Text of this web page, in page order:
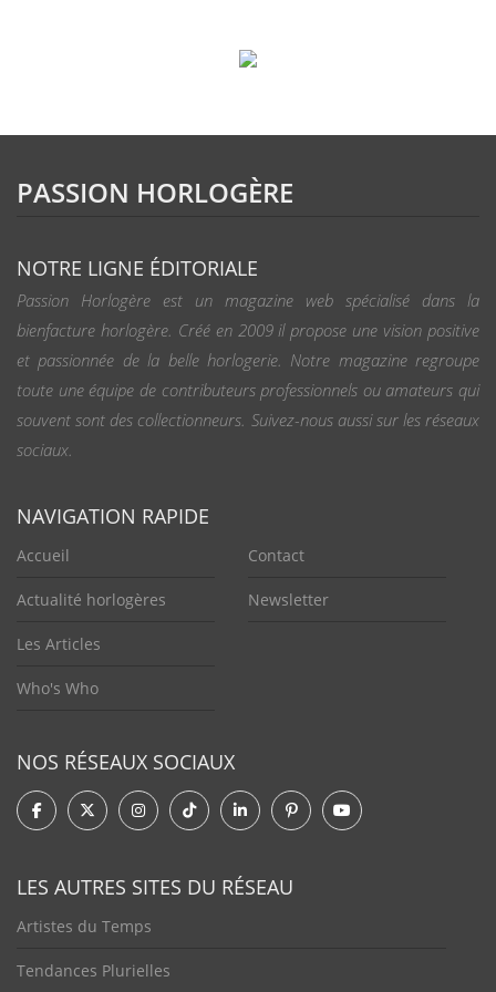
PASSION HORLOGÈRE
NOTRE LIGNE ÉDITORIALE
Passion Horlogère est un magazine web spécialisé dans la
bienfacture horlogère. Créé en 2009 il propose une vision positive
et passionnée de la belle horlogerie. Notre magazine regroupe
toute une équipe de contributeurs professionnels ou amateurs qui
souvent sont des collectionneurs. Suivez-nous aussi sur les réseaux
sociaux.
NAVIGATION RAPIDE
Accueil
Actualité horlogères
Les Articles
Who's Who
Contact
Newsletter
NOS RÉSEAUX SOCIAUX
LES AUTRES SITES DU RÉSEAU
Artistes du Temps
Tendances Plurielles